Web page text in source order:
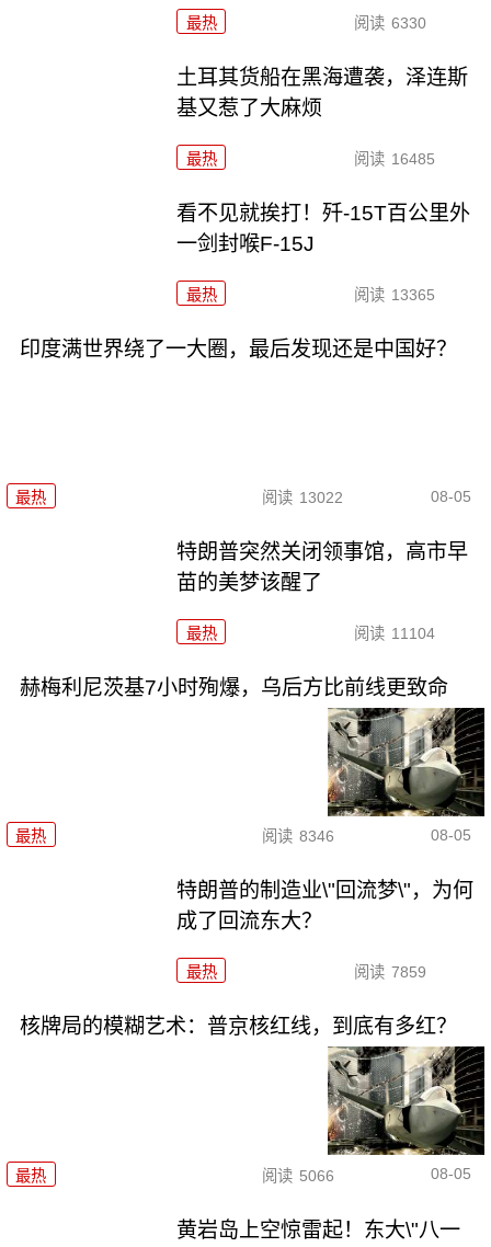
最热 阅读 6330
土耳其货船在黑海遭袭，泽连斯
基又惹了大麻烦
最热 阅读 16485
看不见就挨打！歼-15T百公里外
一剑封喉F-15J
最热 阅读 13365
印度满世界绕了一大圈，最后发现还是中国好？
最热 阅读 13022 08-05
特朗普突然关闭领事馆，高市早
苗的美梦该醒了
最热 阅读 11104
赫梅利尼茨基7小时殉爆，乌后方比前线更致命
最热 阅读 8346 08-05
特朗普的制造业\"回流梦\"，为何
成了回流东大？
最热 阅读 7859
核牌局的模糊艺术：普京核红线，到底有多红？
最热 阅读 5066 08-05
黄岩岛上空惊雷起！东大\"八一